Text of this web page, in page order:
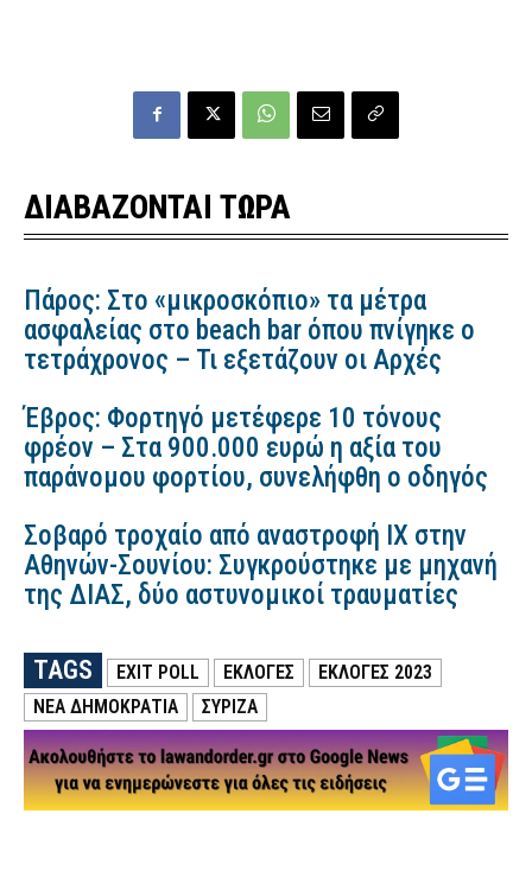
ΔΙΑΒΑΖΟΝΤΑΙ ΤΩΡΑ
Πάρος: Στο «μικροσκόπιο» τα μέτρα
ασφαλείας στο beach bar όπου πνίγηκε ο
τετράχρονος – Τι εξετάζουν οι Αρχές
Έβρος: Φορτηγό μετέφερε 10 τόνους
φρέον – Στα 900.000 ευρώ η αξία του
παράνομου φορτίου, συνελήφθη ο οδηγός
Σοβαρό τροχαίο από αναστροφή ΙΧ στην
Αθηνών-Σουνίου: Συγκρούστηκε με μηχανή
της ΔΙΑΣ, δύο αστυνομικοί τραυματίες
TAGS EXIT POLL ΕΚΛΟΓΕΣ
ΕΚΛΟΓΕΣ 2023
ΝΕΑ ΔΗΜΟΚΡΑΤΙΑ
ΣΥΡΙΖΑ